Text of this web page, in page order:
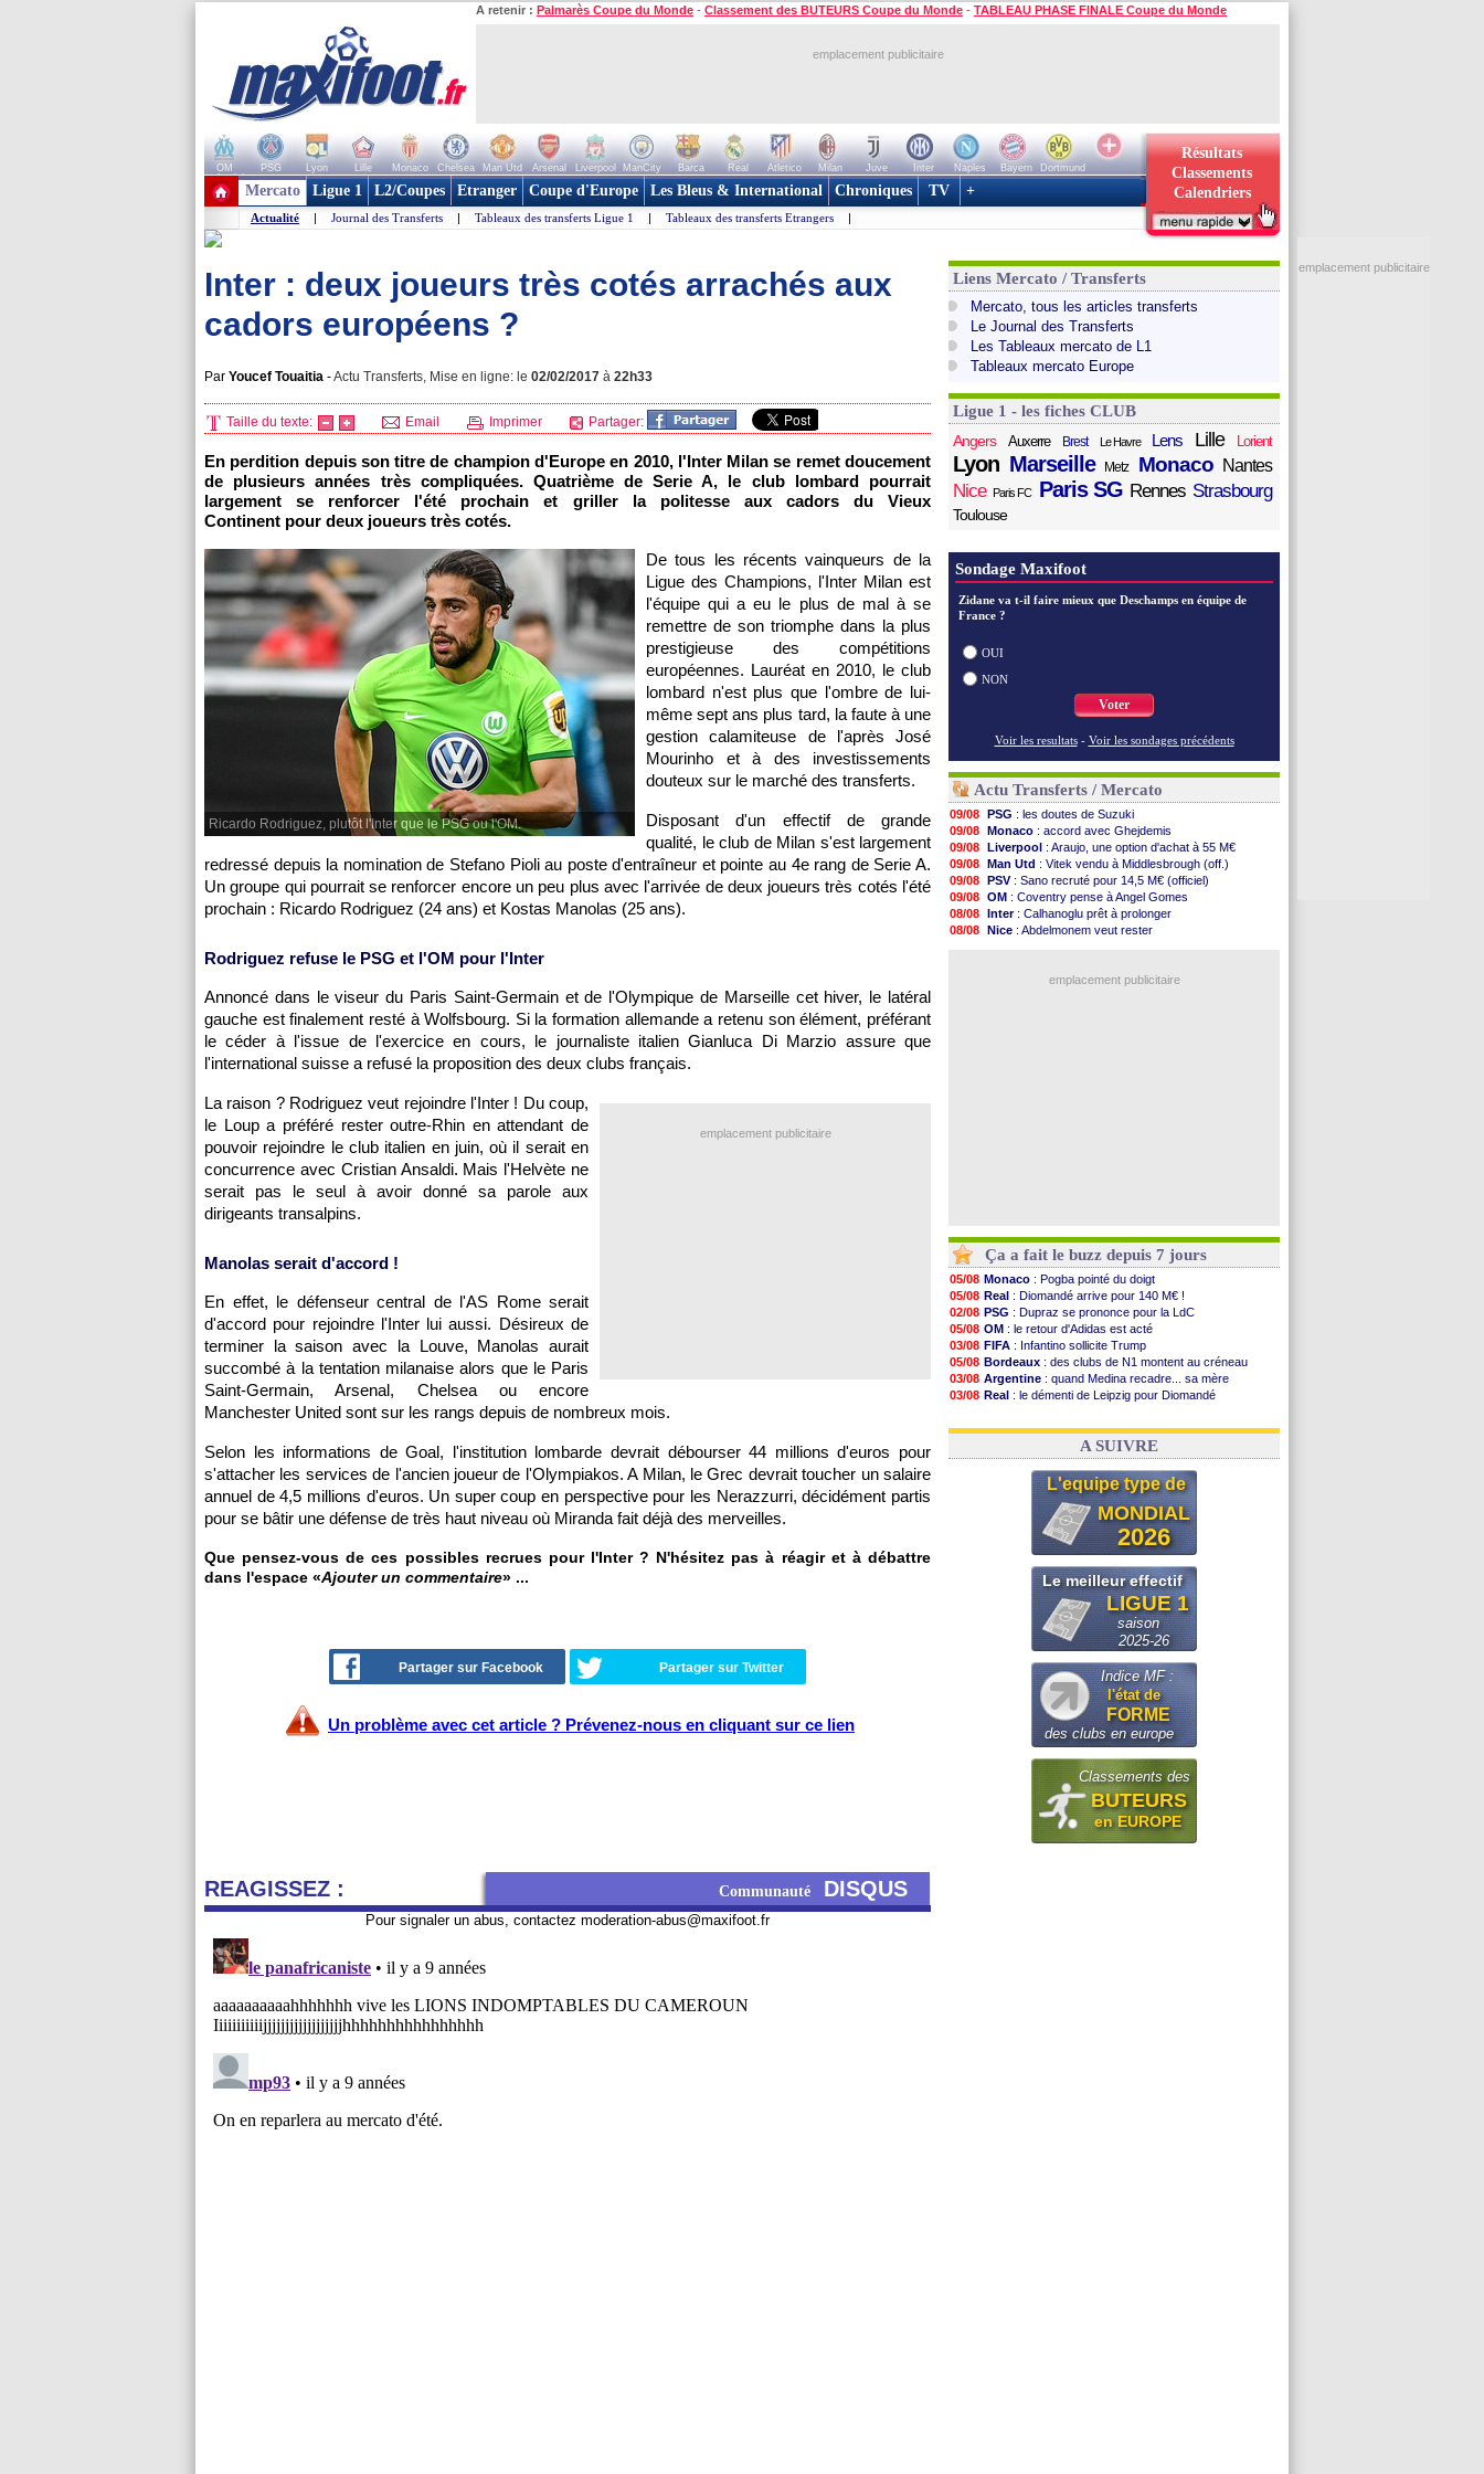
A retenir : Palmarès Coupe du Monde - Classement des BUTEURS Coupe du Monde - TABLEAU PHASE FINALE Coupe du Monde
emplacement publicitaire
OM PSG Lyon Lille Monaco Chelsea Man Utd Arsenal Liverpool ManCity Barca Real Atletico Milan Juve Inter Naples Bayern
Dortmund
+ de clubs
Résultats
Classements
Calendriers
Mercato Ligue 1 L2/Coupes Etranger Coupe d'Europe Les Bleus & International Chroniques TV +
Actualité | Journal des Transferts | Tableaux des transferts Ligue 1 | Tableaux des transferts Etrangers |
Inter : deux joueurs très cotés arrachés aux
cadors européens ?
Par Youcef Touaitia -Actu Transferts, Mise en ligne: le 02/02/2017 à 22h33
Taille du texte: Email Imprimer Partager:
En perdition depuis son titre de champion d'Europe en 2010, l'Inter Milan se remet doucement
de plusieurs années très compliquées. Quatrième de Serie A, le club lombard pourrait
largement se renforcer l'été prochain et griller la politesse aux cadors du Vieux
Continent pour deux joueurs très cotés.
Ricardo Rodriguez, plutôt l'Inter que le PSG ou l'OM.
De tous les récents vainqueurs de la
Ligue des Champions, l'Inter Milan est
l'équipe qui a eu le plus de mal à se
remettre de son triomphe dans la plus
prestigieuse des compétitions
européennes. Lauréat en 2010, le club
lombard n'est plus que l'ombre de lui-
même sept ans plus tard, la faute à une
gestion calamiteuse de l'après José
Mourinho et à des investissements
douteux sur le marché des transferts.
Disposant d'un effectif de grande
qualité, le club de Milan s'est largement
redressé depuis la nomination de Stefano Pioli au poste d'entraîneur et pointe au 4e rang de Serie A.
Un groupe qui pourrait se renforcer encore un peu plus avec l'arrivée de deux joueurs très cotés l'été
prochain : Ricardo Rodriguez (24 ans) et Kostas Manolas (25 ans).
Rodriguez refuse le PSG et l'OM pour l'Inter
Annoncé dans le viseur du Paris Saint-Germain et de l'Olympique de Marseille cet hiver, le latéral
gauche est finalement resté à Wolfsbourg. Si la formation allemande a retenu son élément, préférant
le céder à l'issue de l'exercice en cours, le journaliste italien Gianluca Di Marzio assure que
l'international suisse a refusé la proposition des deux clubs français.
emplacement publicitaire
La raison ? Rodriguez veut rejoindre l'Inter ! Du coup,
le Loup a préféré rester outre-Rhin en attendant de
pouvoir rejoindre le club italien en juin, où il serait en
concurrence avec Cristian Ansaldi. Mais l'Helvète ne
serait pas le seul à avoir donné sa parole aux
dirigeants transalpins.
Manolas serait d'accord !
En effet, le défenseur central de l'AS Rome serait
d'accord pour rejoindre l'Inter lui aussi. Désireux de
terminer la saison avec la Louve, Manolas aurait
succombé à la tentation milanaise alors que le Paris
Saint-Germain, Arsenal, Chelsea ou encore
Manchester United sont sur les rangs depuis de nombreux mois.
Selon les informations de Goal, l'institution lombarde devrait débourser 44 millions d'euros pour
s'attacher les services de l'ancien joueur de l'Olympiakos. A Milan, le Grec devrait toucher un salaire
annuel de 4,5 millions d'euros. Un super coup en perspective pour les Nerazzurri, décidément partis
pour se bâtir une défense de très haut niveau où Miranda fait déjà des merveilles.
Que pensez-vous de ces possibles recrues pour l'Inter ? N'hésitez pas à réagir et à débattre
dans l'espace «Ajouter un commentaire» ...
Partager sur Facebook Partager sur Twitter
Un problème avec cet article ? Prévenez-nous en cliquant sur ce lien
REAGISSEZ : Communauté DISQUS
Pour signaler un abus, contactez moderation-abus@maxifoot.fr
Liens Mercato / Transferts
Mercato, tous les articles transferts
Le Journal des Transferts
Les Tableaux mercato de L1
Tableaux mercato Europe
Ligue 1 - les fiches CLUB
Angers
Auxerre Brest Le Havre Lens Lille Lorient
Lyon Marseille Metz Monaco Nantes
Nice Paris FC Paris SG Rennes Strasbourg
Toulouse
Sondage Maxifoot
Zidane va t-il faire mieux que Deschamps en équipe de
France ?
OUI
NON
Voter
Voir les resultats - Voir les sondages précédents
Actu Transferts / Mercato
09/08 PSG : les doutes de Suzuki
09/08 Monaco : accord avec Ghejdemis
09/08 Liverpool : Araujo, une option d'achat à 55 M€
09/08 Man Utd : Vitek vendu à Middlesbrough (off.)
09/08 PSV: Sano recruté pour 14,5 M€ (officiel)
09/08 OM : Coventry pense à Angel Gomes
08/08 Inter: Calhanoglu prêt à prolonger
08/08 Nice : Abdelmonem veut rester
: Mbamba prêté par Leverkusen (officiel)
emplacement publicitaire
Ça a fait le buzz depuis 7 jours
05/08 Monaco : Pogba pointé du doigt
05/08 Real : Diomandé arrive pour 140 M€ !
02/08 PSG : Dupraz se prononce pour la LdC
05/08 OM : le retour d'Adidas est acté
03/08 FIFA : Infantino sollicite Trump
05/08 Bordeaux : des clubs de N1 montent au créneau
03/08 Argentine : quand Medina recadre... sa mère
03/08 Real : le démenti de Leipzig pour Diomandé
03/08 OM: Paixão attire un 2e club anglais
A SUIVRE
L'equipe type de
MONDIAL
2026
Le meilleur effectif
LIGUE 1
saison
2025-26
Indice MF :
l'état de
FORME
des clubs en europe
Classements des
BUTEURS
en EUROPE
emplacement publicitaire